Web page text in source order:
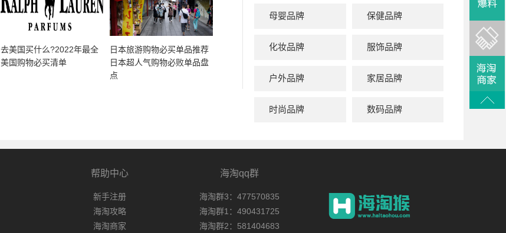
去美国买什么?2022年最全
美国购物必买清单
日本旅游购物必买单品推荐
日本超人气购物必败单品盘
点
母婴品牌 保健品牌
化妆品牌 服饰品牌
户外品牌 家居品牌
时尚品牌 数码品牌
帮助中心
新手注册
海淘攻略
海淘商家
海淘qq群
海淘群3：477570835
海淘群1：490431725
海淘群2：581404683